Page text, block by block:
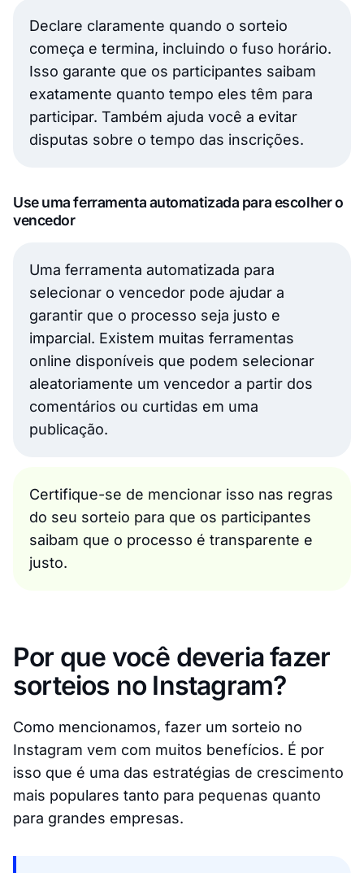
Declare claramente quando o sorteio
começa e termina, incluindo o fuso horário.
Isso garante que os participantes saibam
exatamente quanto tempo eles têm para
participar. Também ajuda você a evitar
disputas sobre o tempo das inscrições.
Use uma ferramenta automatizada para escolher o
vencedor
Uma ferramenta automatizada para
selecionar o vencedor pode ajudar a
garantir que o processo seja justo e
imparcial. Existem muitas ferramentas
online disponíveis que podem selecionar
aleatoriamente um vencedor a partir dos
comentários ou curtidas em uma
publicação.
Certifique-se de mencionar isso nas regras
do seu sorteio para que os participantes
saibam que o processo é transparente e
justo.
Por que você deveria fazer
sorteios no Instagram?
Como mencionamos, fazer um sorteio no
Instagram vem com muitos benefícios. É por
isso que é uma das estratégias de crescimento
mais populares tanto para pequenas quanto
para grandes empresas.